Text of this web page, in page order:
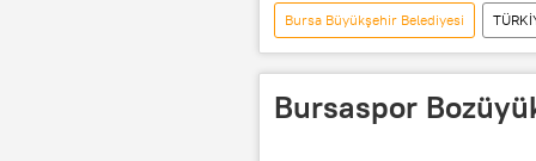
Bursa Büyükşehir Belediyesi
Denetim
İl Tarım ve Orman
Bursaspor